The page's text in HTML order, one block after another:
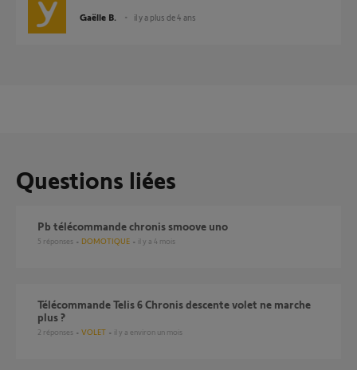
Gaëlle B. il y a plus de 4 ans
Questions liées
Pb télécommande chronis smoove uno
5 réponses DOMOTIQUE il y a 4 mois
Télécommande Telis 6 Chronis descente volet ne marche
plus ?
2 réponses VOLET il y a environ un mois